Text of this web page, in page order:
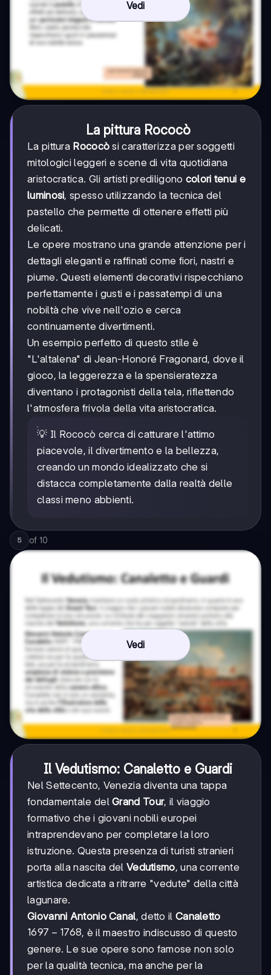
Vedi
La pittura Rococò
La pittura Rococò si caratterizza per soggetti
mitologici leggeri e scene di vita quotidiana
aristocratica. Gli artisti prediligono colori tenui e
luminosi, spesso utilizzando la tecnica del
pastello che permette di ottenere effetti più
delicati.
Le opere mostrano una grande attenzione per i
dettagli eleganti e raffinati come fiori, nastri e
piume. Questi elementi decorativi rispecchiano
perfettamente i gusti e i passatempi di una
nobiltà che vive nell'ozio e cerca
continuamente divertimenti.
Un esempio perfetto di questo stile è
"L'altalena" di Jean-Honoré Fragonard, dove il
gioco, la leggerezza e la spensieratezza
diventano i protagonisti della tela, riflettendo
l'atmosfera frivola della vita aristocratica.
💡 Il Rococò cerca di catturare l'attimo
piacevole, il divertimento e la bellezza,
creando un mondo idealizzato che si
distacca completamente dalla realtà delle
classi meno abbienti.
5 of 10
Vedi
Il Vedutismo: Canaletto e Guardi
Nel Settecento, Venezia diventa una tappa
fondamentale delGrand Tour, il viaggio
formativo che i giovani nobili europei
intraprendevano per completare la loro
istruzione. Questa presenza di turisti stranieri
porta alla nascita del Vedutismo, una corrente
artistica dedicata a ritrarre "vedute" della città
lagunare.
Giovanni Antonio Canal, detto il Canaletto
1697-
1768
1697 − 1768, è il maestro indiscusso di questo
genere. Le sue opere sono famose non solo
per la qualità tecnica, ma anche per la